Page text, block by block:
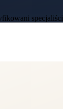
specjaliści